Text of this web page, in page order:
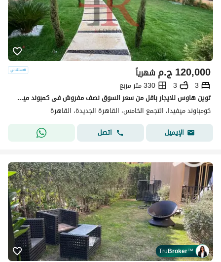
ج.م120,000 شهرياً
3
3
330 متر مربع
توين هاوس للايجار باقل من سعر السوق نصف مفروش فى كمبوند ميفيدا التجمع الخامس القاهره الجديده
كومباوند ميفيدا، التجمع الخامس، القاهرة الجديدة، القاهرة
الإيميل
اتصل
TruBroker™